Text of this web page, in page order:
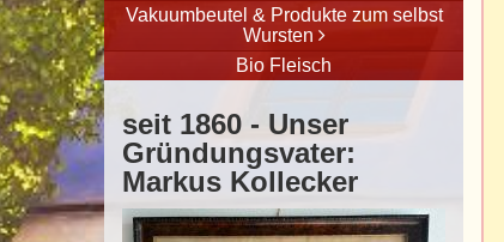
Vakuumbeutel & Produkte zum selbst
Wursten
Bio Fleisch
seit 1860 - Unser
Gründungsvater:
Markus Kollecker